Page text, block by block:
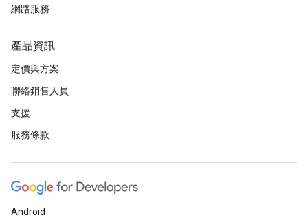
網路服務
產品資訊
定價與方案
聯絡銷售人員
支援
服務條款
Android